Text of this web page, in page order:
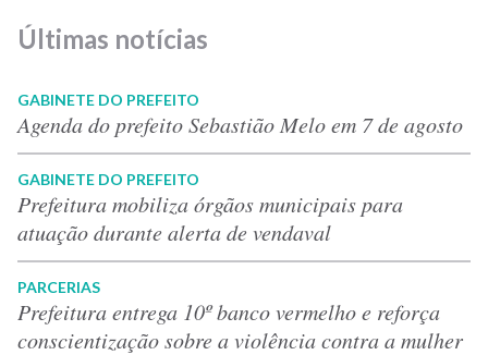
Últimas notícias
GABINETE DO PREFEITO
Agenda do prefeito Sebastião Melo em 7 de agosto
GABINETE DO PREFEITO
Prefeitura mobiliza órgãos municipais para
atuação durante alerta de vendaval
PARCERIAS
Prefeitura entrega 10º banco vermelho e reforça
conscientização sobre a violência contra a mulher